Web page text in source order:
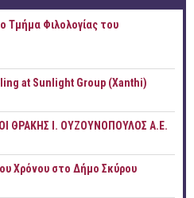
Τμήμα Φιλολογίας του
at Sunlight Group (Xanthi)
ΘΡΑΚΗΣ Ι. ΟΥΖΟΥΝΟΠΟΥΛΟΣ Α.Ε.
Χρόνου στο Δήμο Σκύρου